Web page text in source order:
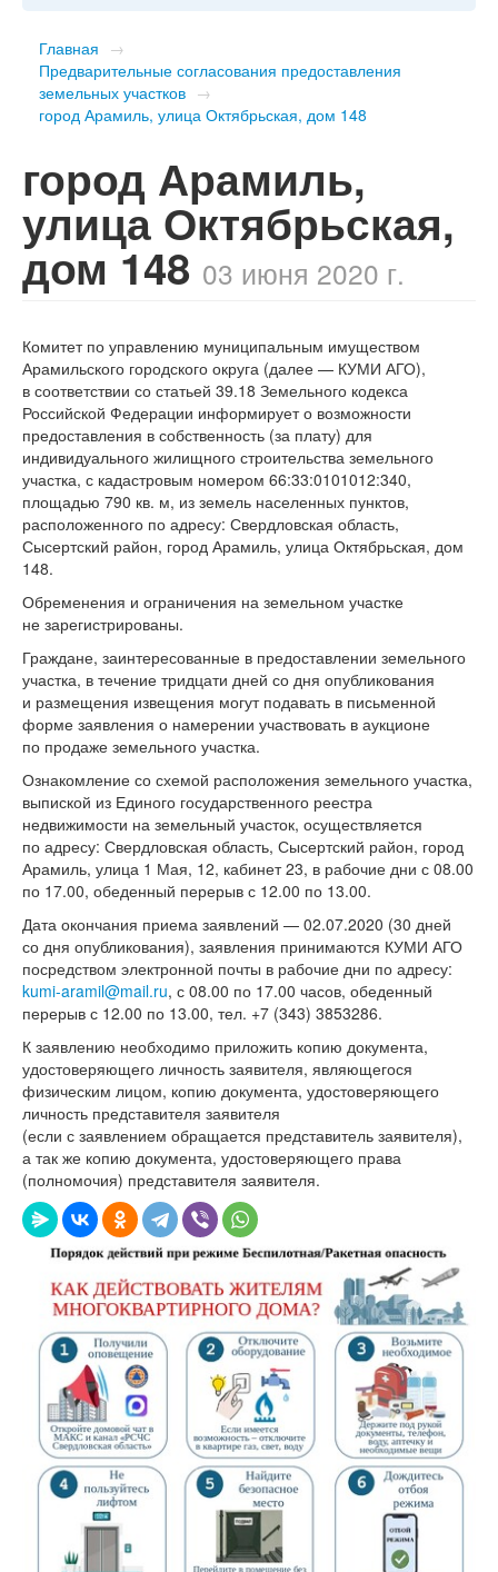
Главная →
Предварительные согласования предоставления
земельных участков →
город Арамиль, улица Октябрьская, дом 148
город Арамиль,
улица Октябрьская,
дом 148 03 июня 2020 г.
Комитет по управлению муниципальным имуществом
Арамильского городского округа (далее — КУМИ АГО),
в соответствии со статьей 39.18 Земельного кодекса
Российской Федерации информирует о возможности
предоставления в собственность (за плату) для
индивидуального жилищного строительства земельного
участка, с кадастровым номером 66:33:0101012:340,
площадью 790 кв. м, из земель населенных пунктов,
расположенного по адресу: Свердловская область,
Сысертский район, город Арамиль, улица Октябрьская, дом
148.
Обременения и ограничения на земельном участке
не зарегистрированы.
Граждане, заинтересованные в предоставлении земельного
участка, в течение тридцати дней со дня опубликования
и размещения извещения могут подавать в письменной
форме заявления о намерении участвовать в аукционе
по продаже земельного участка.
Ознакомление со схемой расположения земельного участка,
выпиской из Единого государственного реестра
недвижимости на земельный участок, осуществляется
по адресу: Свердловская область, Сысертский район, город
Арамиль, улица 1 Мая, 12, кабинет 23, в рабочие дни с 08.00
по 17.00, обеденный перерыв с 12.00 по 13.00.
Дата окончания приема заявлений — 02.07.2020 (30 дней
со дня опубликования), заявления принимаются КУМИ АГО
посредством электронной почты в рабочие дни по адресу:
kumi-aramil@mail.ru, с 08.00 по 17.00 часов, обеденный
перерыв с 12.00 по 13.00, тел. +7 (343) 3853286.
К заявлению необходимо приложить копию документа,
удостоверяющего личность заявителя, являющегося
физическим лицом, копию документа, удостоверяющего
личность представителя заявителя
(если с заявлением обращается представитель заявителя),
а так же копию документа, удостоверяющего права
(полномочия) представителя заявителя.